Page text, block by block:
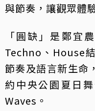
與節奏，讓觀眾體
「圓缺」是鄭宜
Techno、House
節奏及語言新生命
約中央公園夏日
Waves。